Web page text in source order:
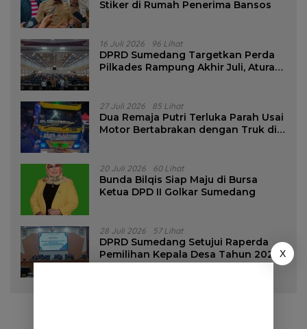
Stiker di Rumah Penerima Bansos
16 Juli 2026 96 Lihat
DPRD Sumedang Targetkan Perda
Pilkades Rampung Akhir Juli, Aturan
27 Juli 2026 85 Lihat
Dua Remaja Putri Terluka Parah Usai
Motor Bertabrakan dengan Truk di
20 Juli 2026 60 Lihat
Bunda Bilqis Siap Maju di Bursa
Ketua DPD II Golkar Sumedang
28 Juli 2026 57 Lihat
DPRD Sumedang Setujui Raperda
Pemilihan Kepala Desa Tahun 2026
Menjadi Peraturan Daerah
X